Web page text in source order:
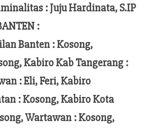
:Juju Hardinata, S.IP
:
Banten : Kosong,
Kabiro Kab Tangerang :
:Eli, Feri, Kabiro
: Kosong, Kabiro Kota
Wartawan : Kosong,